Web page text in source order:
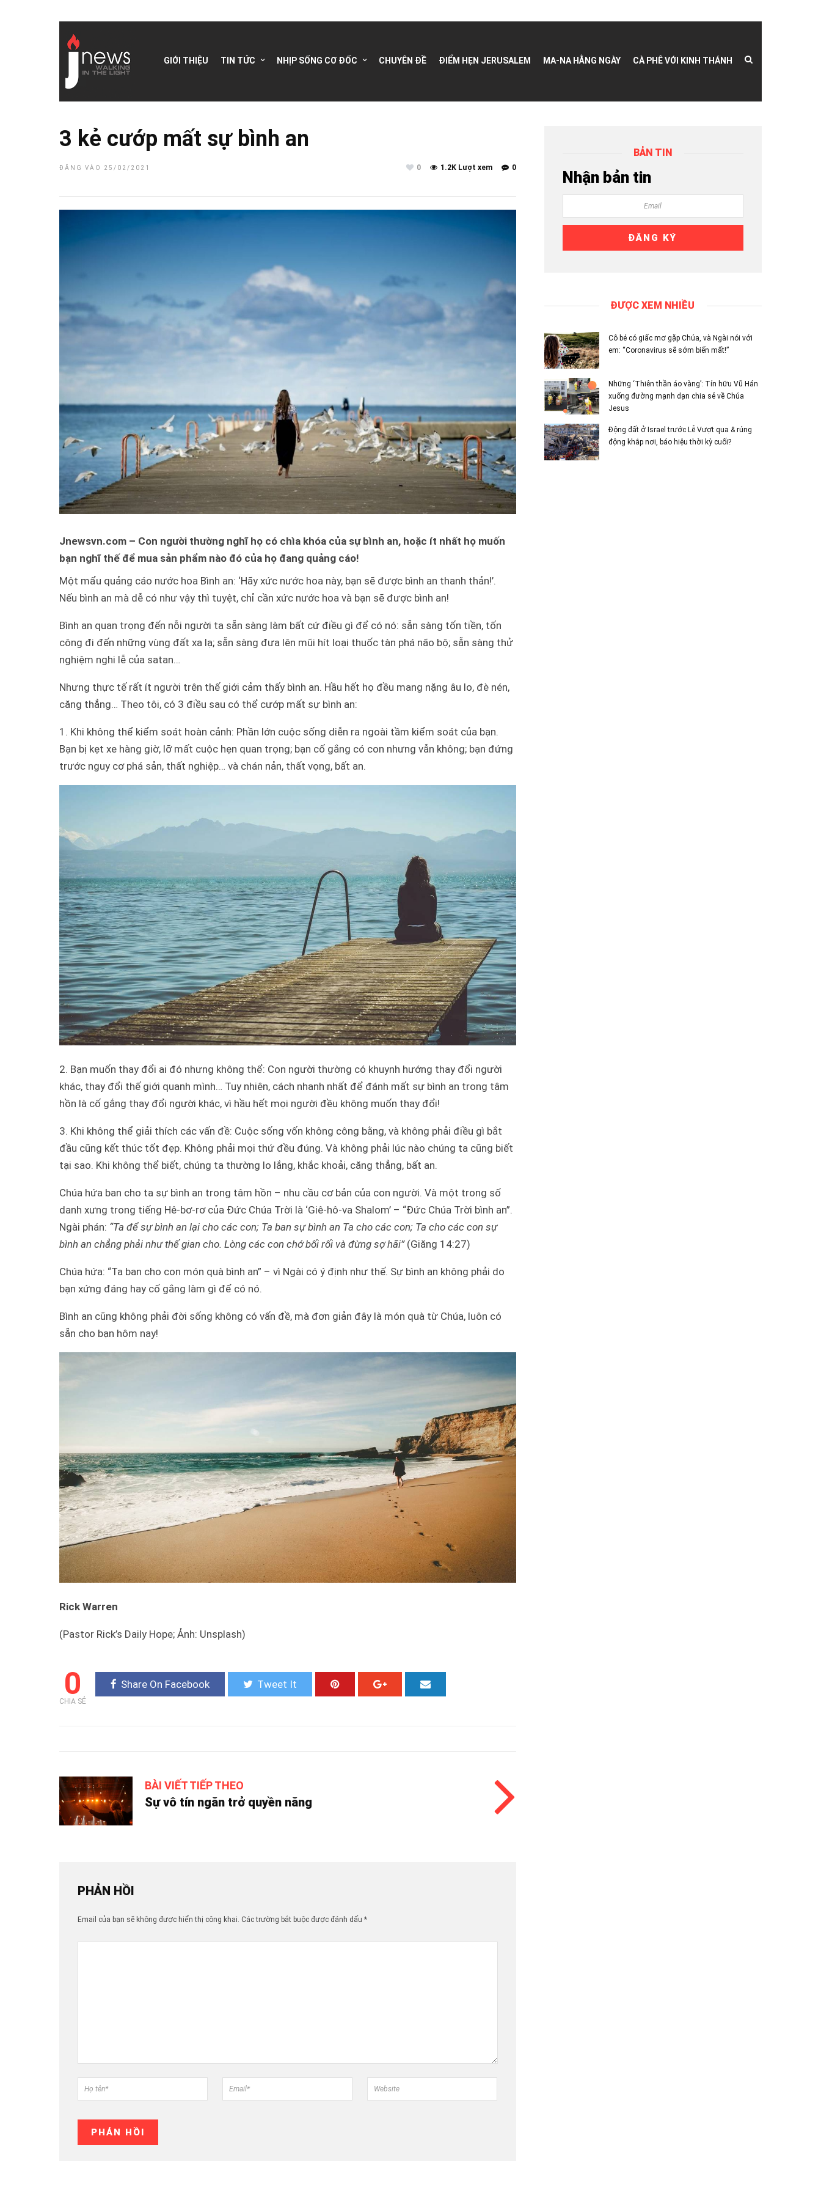
GIỚI THIỆU TIN TỨC NHỊP SỐNG CƠ ĐỐC CHUYÊN ĐỀ ĐIỂM HẸN JERUSALEM MA-NA HẰNG NGÀY CÀ PHÊ VỚI KINH THÁNH
3 kẻ cướp mất sự bình an
ĐĂNG VÀO 25/02/2021 0
1.2K Lượt xem
0
Jnewsvn.com – Con người thường nghĩ họ có chìa khóa của sự bình an, hoặc ít nhất họ muốn
bạn nghĩ thế để mua sản phẩm nào đó của họ đang quảng cáo!
Một mẩu quảng cáo nước hoa Bình an: ‘Hãy xức nước hoa này, bạn sẽ được bình an thanh thản!’.
Nếu bình an mà dễ có như vậy thì tuyệt, chỉ cần xức nước hoa và bạn sẽ được bình an!
Bình an quan trọng đến nỗi người ta sẵn sàng làm bất cứ điều gì để có nó: sẵn sàng tốn tiền, tốn
công đi đến những vùng đất xa lạ; sẵn sàng đưa lên mũi hít loại thuốc tàn phá não bộ; sẵn sàng thử
nghiệm nghi lễ của satan…
Nhưng thực tế rất ít người trên thế giới cảm thấy bình an. Hầu hết họ đều mang nặng âu lo, đè nén,
căng thẳng… Theo tôi, có 3 điều sau có thể cướp mất sự bình an:
1. Khi không thể kiểm soát hoàn cảnh: Phần lớn cuộc sống diễn ra ngoài tầm kiểm soát của bạn.
Bạn bị kẹt xe hàng giờ, lỡ mất cuộc hẹn quan trọng; bạn cố gắng có con nhưng vẫn không; bạn đứng
trước nguy cơ phá sản, thất nghiệp… và chán nản, thất vọng, bất an.
2. Bạn muốn thay đổi ai đó nhưng không thể: Con người thường có khuynh hướng thay đổi người
khác, thay đổi thế giới quanh mình… Tuy nhiên, cách nhanh nhất để đánh mất sự bình an trong tâm
hồn là cố gắng thay đổi người khác, vì hầu hết mọi người đều không muốn thay đổi!
3. Khi không thể giải thích các vấn đề: Cuộc sống vốn không công bằng, và không phải điều gì bắt
đầu cũng kết thúc tốt đẹp. Không phải mọi thứ đều đúng. Và không phải lúc nào chúng ta cũng biết
tại sao. Khi không thể biết, chúng ta thường lo lắng, khắc khoải, căng thẳng, bất an.
Chúa hứa ban cho ta sự bình an trong tâm hồn – nhu cầu cơ bản của con người. Và một trong số
danh xưng trong tiếng Hê-bơ-rơ của Đức Chúa Trời là ‘Giê-hô-va Shalom’ – “Đức Chúa Trời bình an”.
Ngài phán: “Ta để sự bình an lại cho các con; Ta ban sự bình an Ta cho các con; Ta cho các con sự
bình an chẳng phải như thế gian cho. Lòng các con chớ bối rối và đừng sợ hãi”(Giăng 14:27)
Chúa hứa: “Ta ban cho con món quà bình an” – vì Ngài có ý định như thế. Sự bình an không phải do
bạn xứng đáng hay cố gắng làm gì để có nó.
Bình an cũng không phải đời sống không có vấn đề, mà đơn giản đây là món quà từ Chúa, luôn có
sẵn cho bạn hôm nay!
Rick Warren
(Pastor Rick’s Daily Hope; Ảnh: Unsplash)
0
CHIA SẺ
Share On Facebook Tweet It
BÀI VIẾT TIẾP THEO
Sự vô tín ngăn trở quyền năng
PHẢN HỒI
Email của bạn sẽ không được hiển thị công khai. Các trường bắt buộc được đánh dấu *
BẢN TIN
Nhận bản tin
ĐƯỢC XEM NHIỀU
Cô bé có giấc mơ gặp Chúa, và Ngài nói với
em: “Coronavirus sẽ sớm biến mất!”
Những ‘Thiên thần áo vàng’: Tín hữu Vũ Hán
xuống đường mạnh dạn chia sẻ về Chúa
Jesus
Động đất ở Israel trước Lễ Vượt qua & rúng
động khắp nơi, báo hiệu thời kỳ cuối?